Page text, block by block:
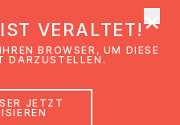
VERALTET!
BROWSER, UM DIESE
DARZUSTELLEN.
JETZT
×